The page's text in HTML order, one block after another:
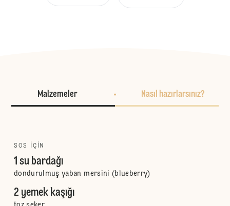
Malzemeler Nasıl hazırlarsınız?
SOS IÇIN
1 su bardağı
dondurulmuş yaban mersini (blueberry)
2 yemek kaşığı